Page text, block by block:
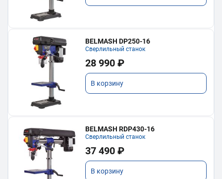
BELMASH DP250-16
Сверлильный станок
28 990 ₽
В корзину
BELMASH RDP430-16
Сверлильный станок
37 490 ₽
В корзину